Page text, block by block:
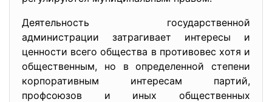
Деятельность государственной
администрации затрагивает интересы и
ценности всего общества в противовес хотя и
общественным, но в определенной степени
корпоративным интересам партий,
профсоюзов и иных общественных